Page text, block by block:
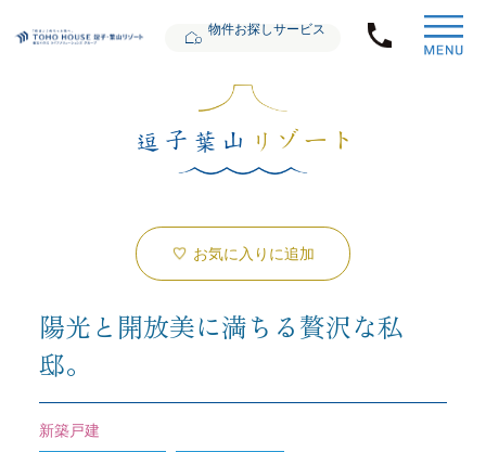
物件お探しサービス
お気に入りに追加
陽光と開放美に満ちる贅沢な私
邸。
新築戸建